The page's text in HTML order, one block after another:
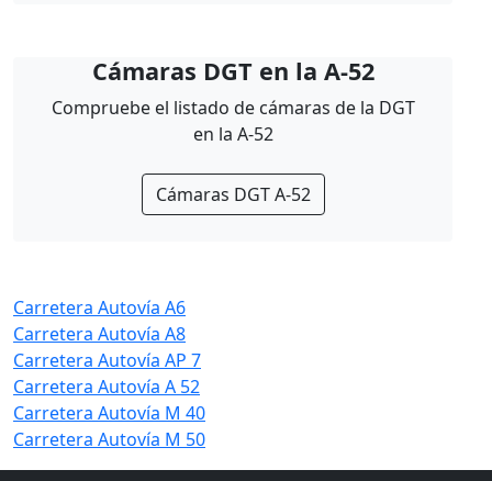
Cámaras DGT en la A-52
Compruebe el listado de cámaras de la DGT
en la A-52
Cámaras DGT A-52
Carretera Autovía A6
Carretera Autovía A8
Carretera Autovía AP 7
Carretera Autovía A 52
Carretera Autovía M 40
Carretera Autovía M 50